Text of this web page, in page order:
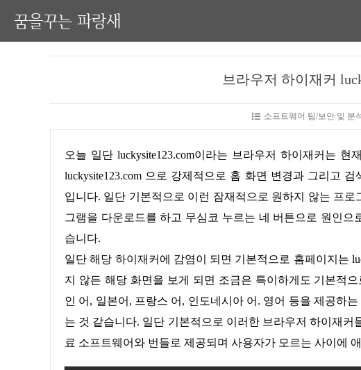
꿈을꾸는 파랑새
브라우저 하이재커
소프트웨어 팁/보안 및 분
오늘 일단 luckysite123.com이라는 브라우저 하이재커는 현재 사용자의 컴퓨터에 설치된 브라우저 정보를 탈취해서
luckysite123.com 으로 강제적으로 홈 화면 변경과 그리고
입니다. 일단 기본적으로 이런 잠재적으로 원하지 않는 프
그램을 다운로드를 하고 무심코 누르는 네 버튼으로 원인
습니다.
일단 해당 하이재커에 감염이 되면 기본적으로 홈페이지는 luckysite123.com로 변경을 해버리기 때문에 사용자가 원하
지 않든 해당 화면을 보게 되면 조금은 특이하게도 기본적
인 어, 일본어, 프랑스 어, 인도네시아 어. 영어 등을 제공하
는 것 같습니다. 일단 기본적으로 이러한 브라우저 하이재
료 소프트웨어와 번들로 제공되며 사용자가 모르는 사이에